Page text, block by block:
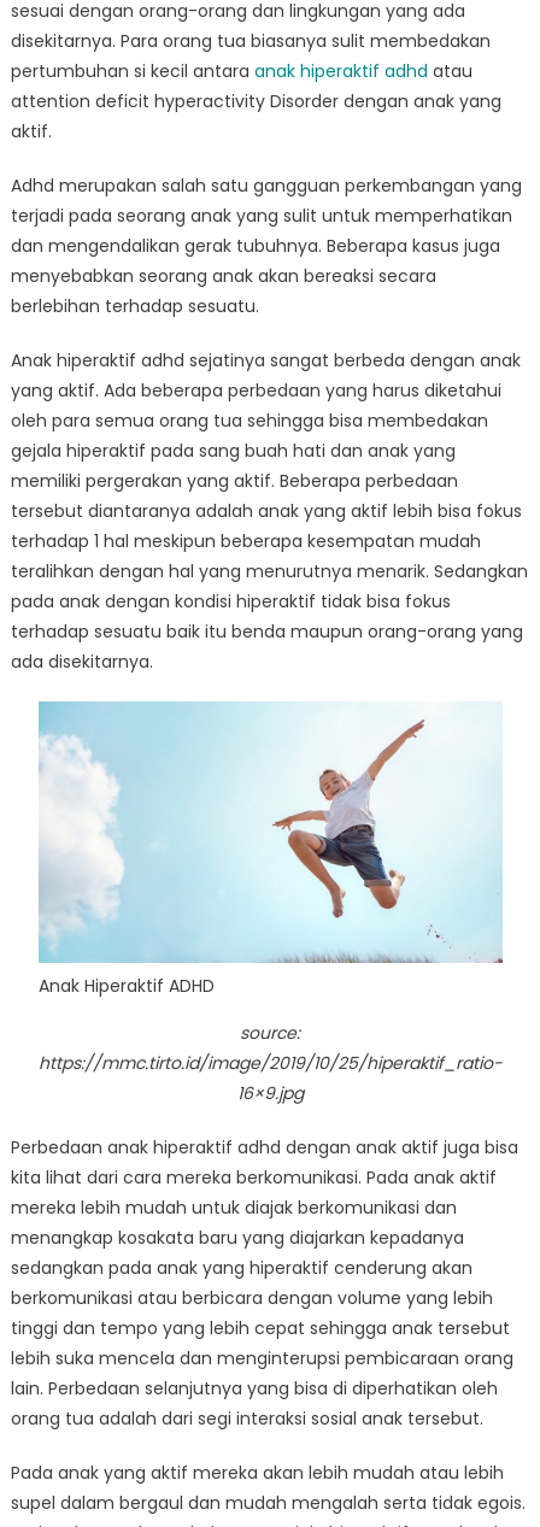
Anak
Aktif
sesuai dengan orang-orang dan lingkungan yang ada
disekitarnya. Para orang tua biasanya sulit membedakan
pertumbuhan si kecil antara anak hiperaktif adhd atau
attention deficit hyperactivity Disorder dengan anak yang
aktif.
Adhd merupakan salah satu gangguan perkembangan yang
terjadi pada seorang anak yang sulit untuk memperhatikan
dan mengendalikan gerak tubuhnya. Beberapa kasus juga
menyebabkan seorang anak akan bereaksi secara
berlebihan terhadap sesuatu.
Anak hiperaktif adhd sejatinya sangat berbeda dengan anak
yang aktif. Ada beberapa perbedaan yang harus diketahui
oleh para semua orang tua sehingga bisa membedakan
gejala hiperaktif pada sang buah hati dan anak yang
memiliki pergerakan yang aktif. Beberapa perbedaan
tersebut diantaranya adalah anak yang aktif lebih bisa fokus
terhadap 1 hal meskipun beberapa kesempatan mudah
teralihkan dengan hal yang menurutnya menarik. Sedangkan
pada anak dengan kondisi hiperaktif tidak bisa fokus
terhadap sesuatu baik itu benda maupun orang-orang yang
ada disekitarnya.
Anak Hiperaktif ADHD
source:
https://mmc.tirto.id/image/2019/10/25/hiperaktif_ratio-
16×9.jpg
Perbedaan anak hiperaktif adhd dengan anak aktif juga bisa
kita lihat dari cara mereka berkomunikasi. Pada anak aktif
mereka lebih mudah untuk diajak berkomunikasi dan
menangkap kosakata baru yang diajarkan kepadanya
sedangkan pada anak yang hiperaktif cenderung akan
berkomunikasi atau berbicara dengan volume yang lebih
tinggi dan tempo yang lebih cepat sehingga anak tersebut
lebih suka mencela dan menginterupsi pembicaraan orang
lain. Perbedaan selanjutnya yang bisa di diperhatikan oleh
orang tua adalah dari segi interaksi sosial anak tersebut.
Pada anak yang aktif mereka akan lebih mudah atau lebih
supel dalam bergaul dan mudah mengalah serta tidak egois.